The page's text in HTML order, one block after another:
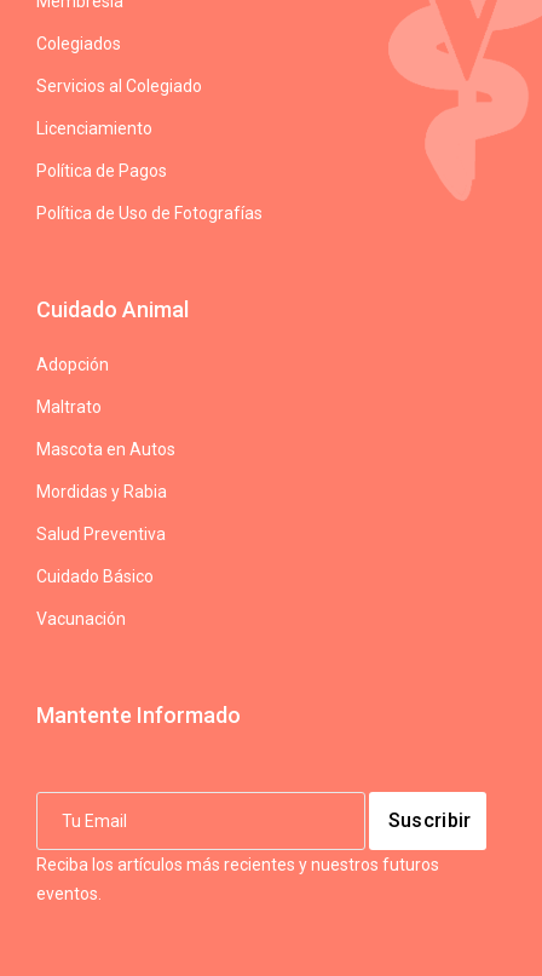
Colegiados
Servicios al Colegiado
Licenciamiento
Política de Pagos
Política de Uso de Fotografías
Cuidado Animal
Adopción
Maltrato
Mascota en Autos
Mordidas y Rabia
Salud Preventiva
Cuidado Básico
Vacunación
Mantente Informado
Reciba los artículos más recientes y nuestros futuros
eventos.